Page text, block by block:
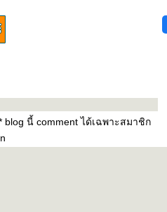
blog นี้ comment ได้เฉพาะสมาชิก